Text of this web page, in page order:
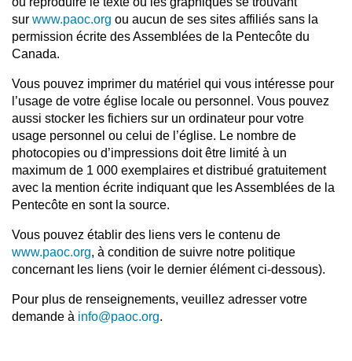
sur www.paoc.org ou aucun de ses sites affiliés sans la
permission écrite des Assemblées de la Pentecôte du
Canada.
Vous pouvez imprimer du matériel qui vous intéresse pour
l’usage de votre église locale ou personnel. Vous pouvez
aussi stocker les fichiers sur un ordinateur pour votre
usage personnel ou celui de l’église. Le nombre de
photocopies ou d’impressions doit être limité à un
maximum de 1 000 exemplaires et distribué gratuitement
avec la mention écrite indiquant que les Assemblées de la
Pentecôte en sont la source.
Vous pouvez établir des liens vers le contenu de
www.paoc.org, à condition de suivre notre politique
concernant les liens (voir le dernier élément ci-dessous).
Pour plus de renseignements, veuillez adresser votre
demande à info@paoc.org.